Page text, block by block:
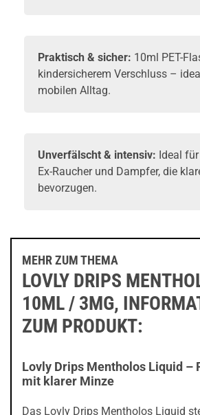
Praktisch & sicher: 10ml PET-
kindersicherem Verschluss –
mobilen Alltag.
Unverfälscht & intensiv: Ideal
Ex-Raucher und Dampfer, die
bevorzugen.
MEHR ZUM THEMA
LOVLY DRIPS
10ML / 3MG,
ZUM PRODUKT:
Lovly Drips Mentholos Liquid –
mit klarer Minze
Das Lovly Drips Mentholos Liquid